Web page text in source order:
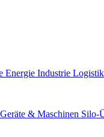
Energie Industrie Logistik
Geräte & Maschinen Silo-